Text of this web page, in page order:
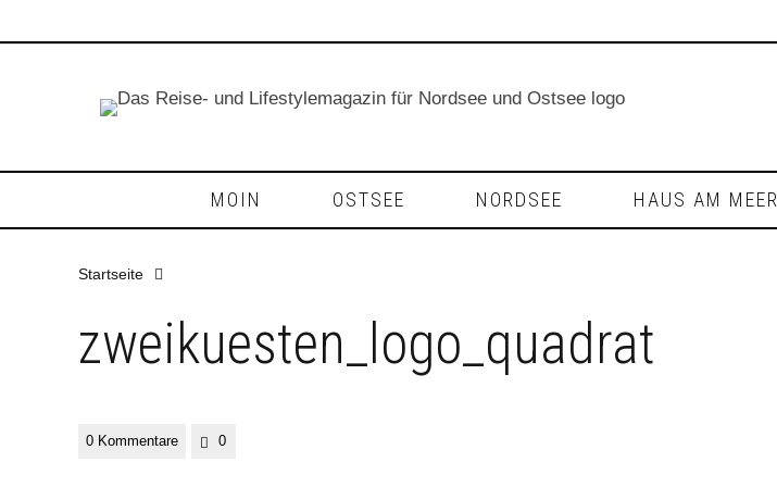
MOIN OSTSEE NORDSEE HAUS AM MEER
Startseite
zweikuesten_logo_quadrat
0 Kommentare 0